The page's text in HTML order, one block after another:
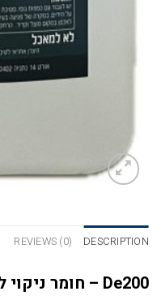
DESCRIPTION
REVIEWS (0)
De200 – חומר ניקוי לחיטוי, הלבנה ותחזוקה של עץ